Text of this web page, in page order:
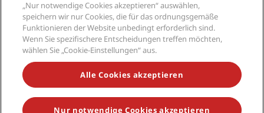
VERPASSEN SIE NIEMALS UNSERE BELIEBTESTEN
ANGEBOTE
„Nur notwendige Cookies akzeptieren“ auswählen,
speichern wir nur Cookies, die für das ordnungsgemäße
Funktionieren der Website unbedingt erforderlich sind.
Wenn Sie spezifischere Entscheidungen treffen möchten,
wählen Sie „Cookie-Einstellungen“ aus.
Alle Cookies akzeptieren
Nur notwendige Cookies akzeptieren